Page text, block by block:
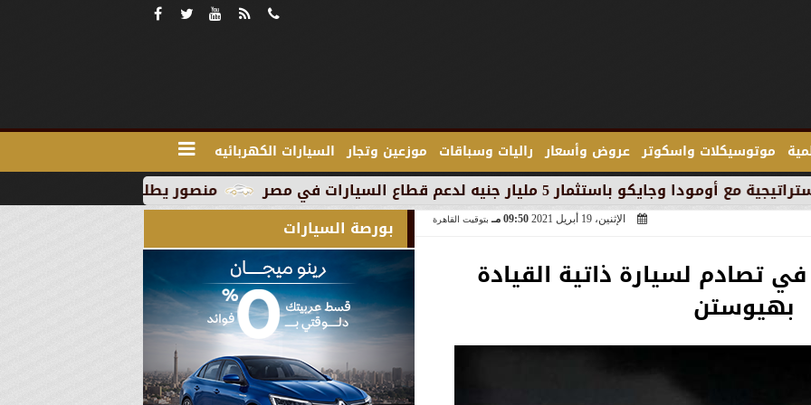
موتوسيكلات واسكوتر عروض وأسعار راليات وسباقات موزعين وتجار السيارات الكهربائيه
منصور يطلق MG RX9 PHEV الجديدة كليًا في السوق المصري كأول سيارة Plug-in Hybrid من العلامة مليار جنيه لدعم قطاع السيارات في مصر
الإثنين، 19 أبريل 2021 09:50 مـ بتوقيت القاهرة
تصادم لسيارة ذاتية القيادة
بهيوستن
بورصة السيارات